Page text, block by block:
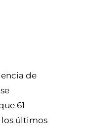
de
61
los últimos